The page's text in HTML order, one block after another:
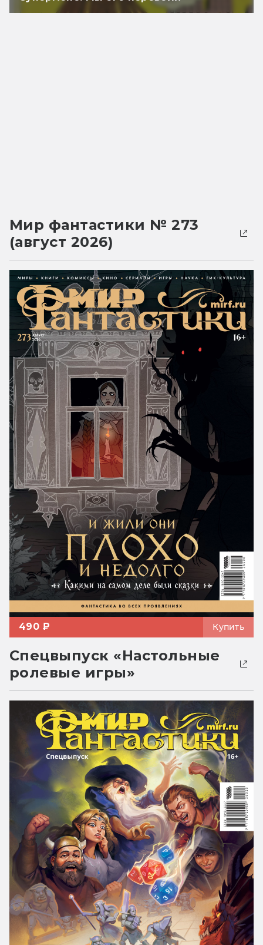
Мир фантастики № 273
(август 2026)
490 ₽ Купить
Спецвыпуск «Настольные
ролевые игры»